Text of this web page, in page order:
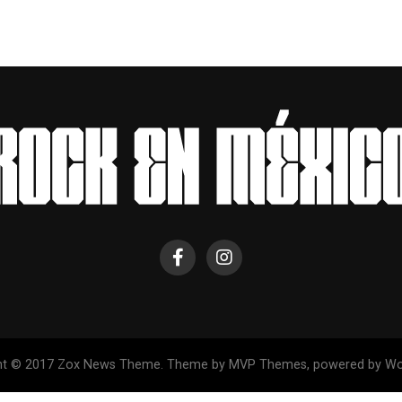
© 2017 Zox News Theme. Theme by MVP Themes, powered by